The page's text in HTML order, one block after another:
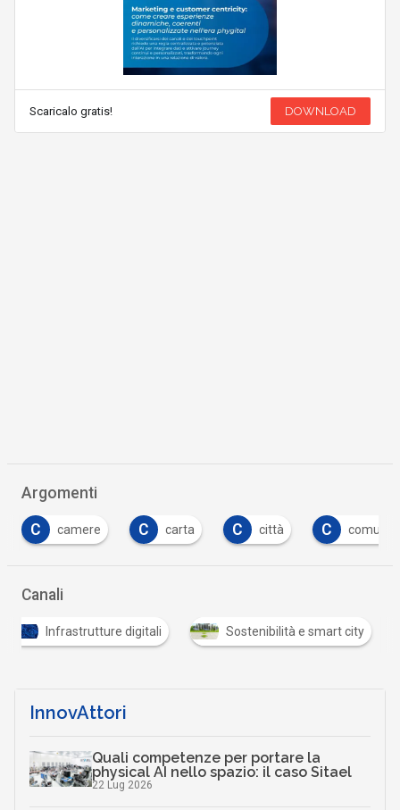
Scaricalo gratis! DOWNLOAD
Argomenti
C carta C città C comuni C cookie
Canali
Infrastrutture digitali Sostenibilità e smart city
InnovAttori
Quali competenze per portare la
physical AI nello spazio: il caso Sitael
22 Lug 2026